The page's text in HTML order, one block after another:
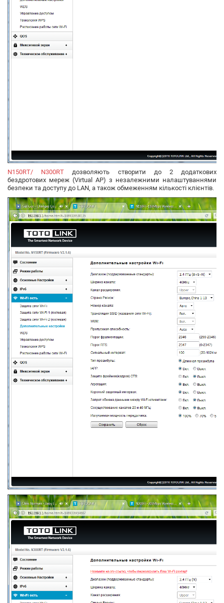
N150RT/ N300RT дозволяють створити до 2 додаткових
бездротових мереж (Virtual AP) з незалежними налаштуваннями
безпеки та доступу до LAN, а також обмеженням кількості клієнтів.